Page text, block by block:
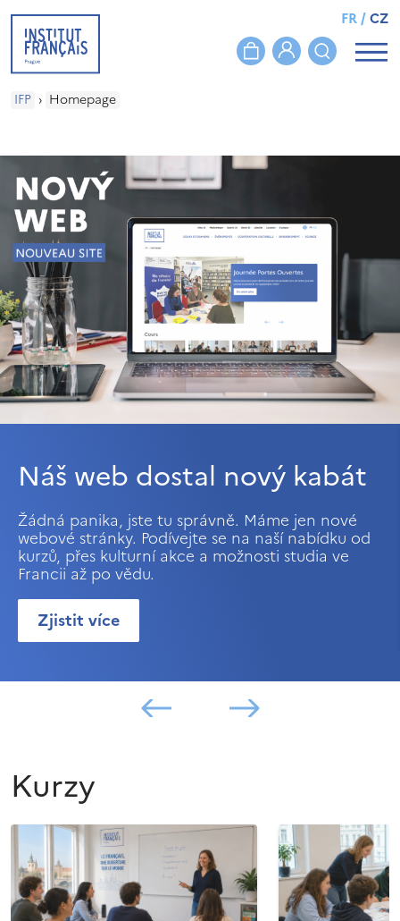
FR/CZ
IFP › Homepage
Náš web dostal nový kabát
Žádná panika, jste tu správně. Máme jen nové
webové stránky. Podívejte se na naší nabídku od
kurzů, přes kulturní akce a možnosti studia ve
Francii až po vědu.
Zjistit více
Kurzy